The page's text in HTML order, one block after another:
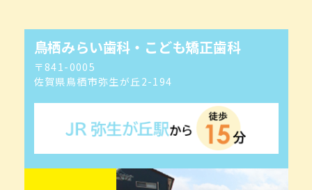
鳥栖みらい歯科・こども矯正歯科
〒841-0005
佐賀県鳥栖市弥生が丘2-194